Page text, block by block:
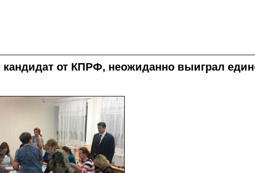
от КПРФ, неожиданно выиграл